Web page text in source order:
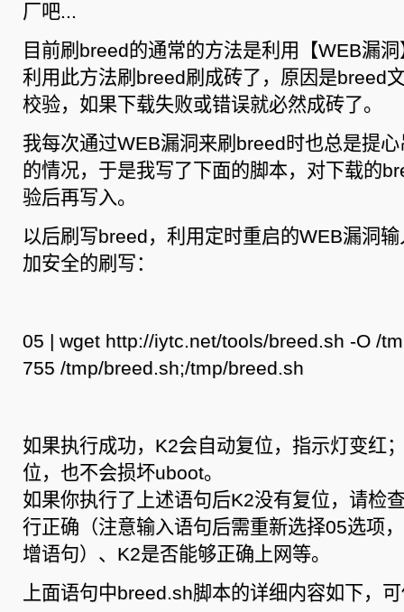
厂吧...
目前刷breed的通常的方法是利用【WEB漏
利用此方法刷breed刷成砖了，原因是breed
校验，如果下载失败或错误就必然成砖了。
我每次通过WEB漏洞来刷breed时也总是提
的情况，于是我写了下面的脚本，对下载的
验后再写入。
以后刷写breed，利用定时重启的WEB漏洞
加安全的刷写：
05 | wget http://iytc.net/tools/breed.sh -O /
755 /tmp/breed.sh;/tmp/breed.sh
如果执行成功，K2会自动复位，指示灯变红
位，也不会损坏uboot。
如果你执行了上述语句后K2没有复位，请检
行正确（注意输入语句后需重新选择05选项
增语句）、K2是否能够正确上网等。
上面语句中breed.sh脚本的详细内容如下，